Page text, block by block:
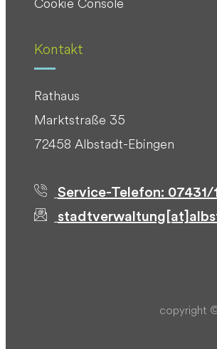
Kontakt
Rathaus
Marktstraße 35
72458 Albstadt-Ebingen
Service-Telefon: 07431/
copyright